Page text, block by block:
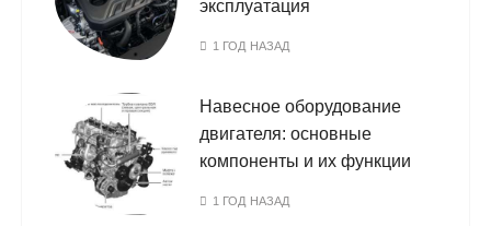
эксплуатация
1 ГОД НАЗАД
Навесное оборудование
двигателя: основные
компоненты и их функции
1 ГОД НАЗАД